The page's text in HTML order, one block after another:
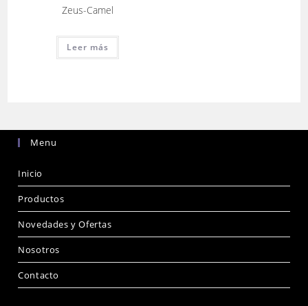
Zeus-Camel
Leer más
Menu
Inicio
Productos
Novedades y Ofertas
Nosotros
Contacto